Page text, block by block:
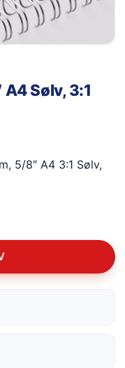
Sølv, 3:1
5/8″ A4 3:1 Sølv,